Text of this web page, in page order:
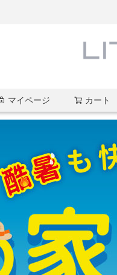
\ 暑い夏を
マイページ カート